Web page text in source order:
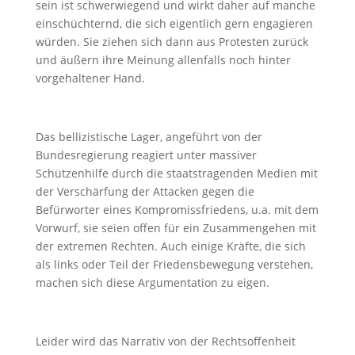
sein ist schwerwiegend und wirkt daher auf manche
einschüchternd, die sich eigentlich gern engagieren
würden. Sie ziehen sich dann aus Protesten zurück
und äußern ihre Meinung allenfalls noch hinter
vorgehaltener Hand.
Das bellizistische Lager, angeführt von der
Bundesregierung reagiert unter massiver
Schützenhilfe durch die staatstragenden Medien mit
der Verschärfung der Attacken gegen die
Befürworter eines Kompromissfriedens, u.a. mit dem
Vorwurf, sie seien offen für ein Zusammengehen mit
der extremen Rechten. Auch einige Kräfte, die sich
als links oder Teil der Friedensbewegung verstehen,
machen sich diese Argumentation zu eigen.
Leider wird das Narrativ von der Rechtsoffenheit